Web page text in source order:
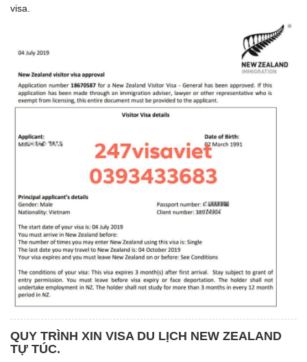
visa.
QUY TRÌNH XIN VISA DU LỊCH NEW ZEALAND
TỰ TÚC.